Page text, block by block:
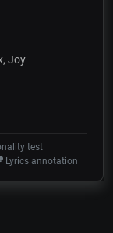
Joy
test
Lyrics annotation